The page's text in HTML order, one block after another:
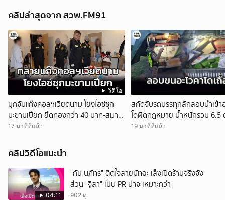
คลิปล่าสุดจาก สวพ.FM91
วิดีโอ
บุกจับแก๊งคอลฯเวียดนาม โยงไอซ์ซุก
มะขามเปียก ยึดทองกว่า 40 บาท-สมา
ร์ทโฟน ก่อนรวบเพื่อนร่วมทีมหอบเงิน
17 นาทีที่แล้ว
สกัดจับรถบรรทุกลักลอบนำเข้าอ
โดผิดกฎหมาย น้ำหนักรวม 6.5
ขับสารภาพ รับค่าจ้างเที่ยวละ
19 นาทีที่แล้ว
คลิปวิดีโอแนะนำ
04:11
"กัน นภัทร" ติดใจสายมัทฉะ เล็งเปิดร้านจริงจัง
ส่วน "ฐิสา" เป็น PR น่าจะเหมาะกว่า
902 ดู